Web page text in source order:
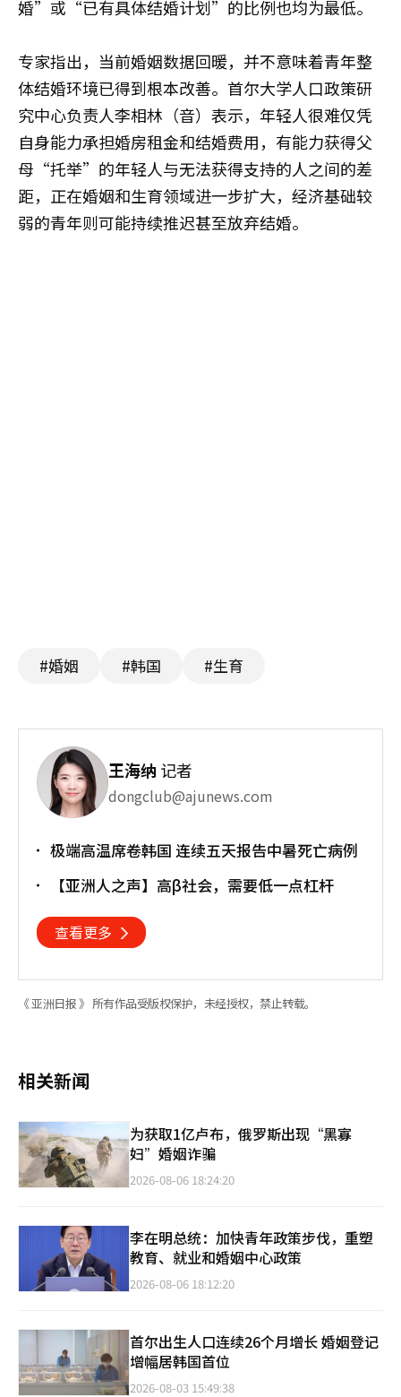
婚”或“已有具体结婚计划”的比例也均为最低。
专家指出，当前婚姻数据回暖，并不意味着青年整
体结婚环境已得到根本改善。首尔大学人口政策研
究中心负责人李相林（音）表示，年轻人很难仅凭
自身能力承担婚房租金和结婚费用，有能力获得父
母“托举”的年轻人与无法获得支持的人之间的差
距，正在婚姻和生育领域进一步扩大，经济基础较
弱的青年则可能持续推迟甚至放弃结婚。
#婚姻 #韩国 #生育
王海纳 记者
dongclub@ajunews.com
极端高温席卷韩国 连续五天报告中暑死亡病例
【亚洲人之声】高β社会，需要低一点杠杆
查看更多
《 亚洲日报 》 所有作品受版权保护，未经授权，禁止转载。
相关新闻
为获取1亿卢布，俄罗斯出现“黑寡
妇”婚姻诈骗
2026-08-06 18:24:20
李在明总统：加快青年政策步伐，重塑
教育、就业和婚姻中心政策
2026-08-06 18:12:20
首尔出生人口连续26个月增长 婚姻登记
增幅居韩国首位
2026-08-03 15:49:38